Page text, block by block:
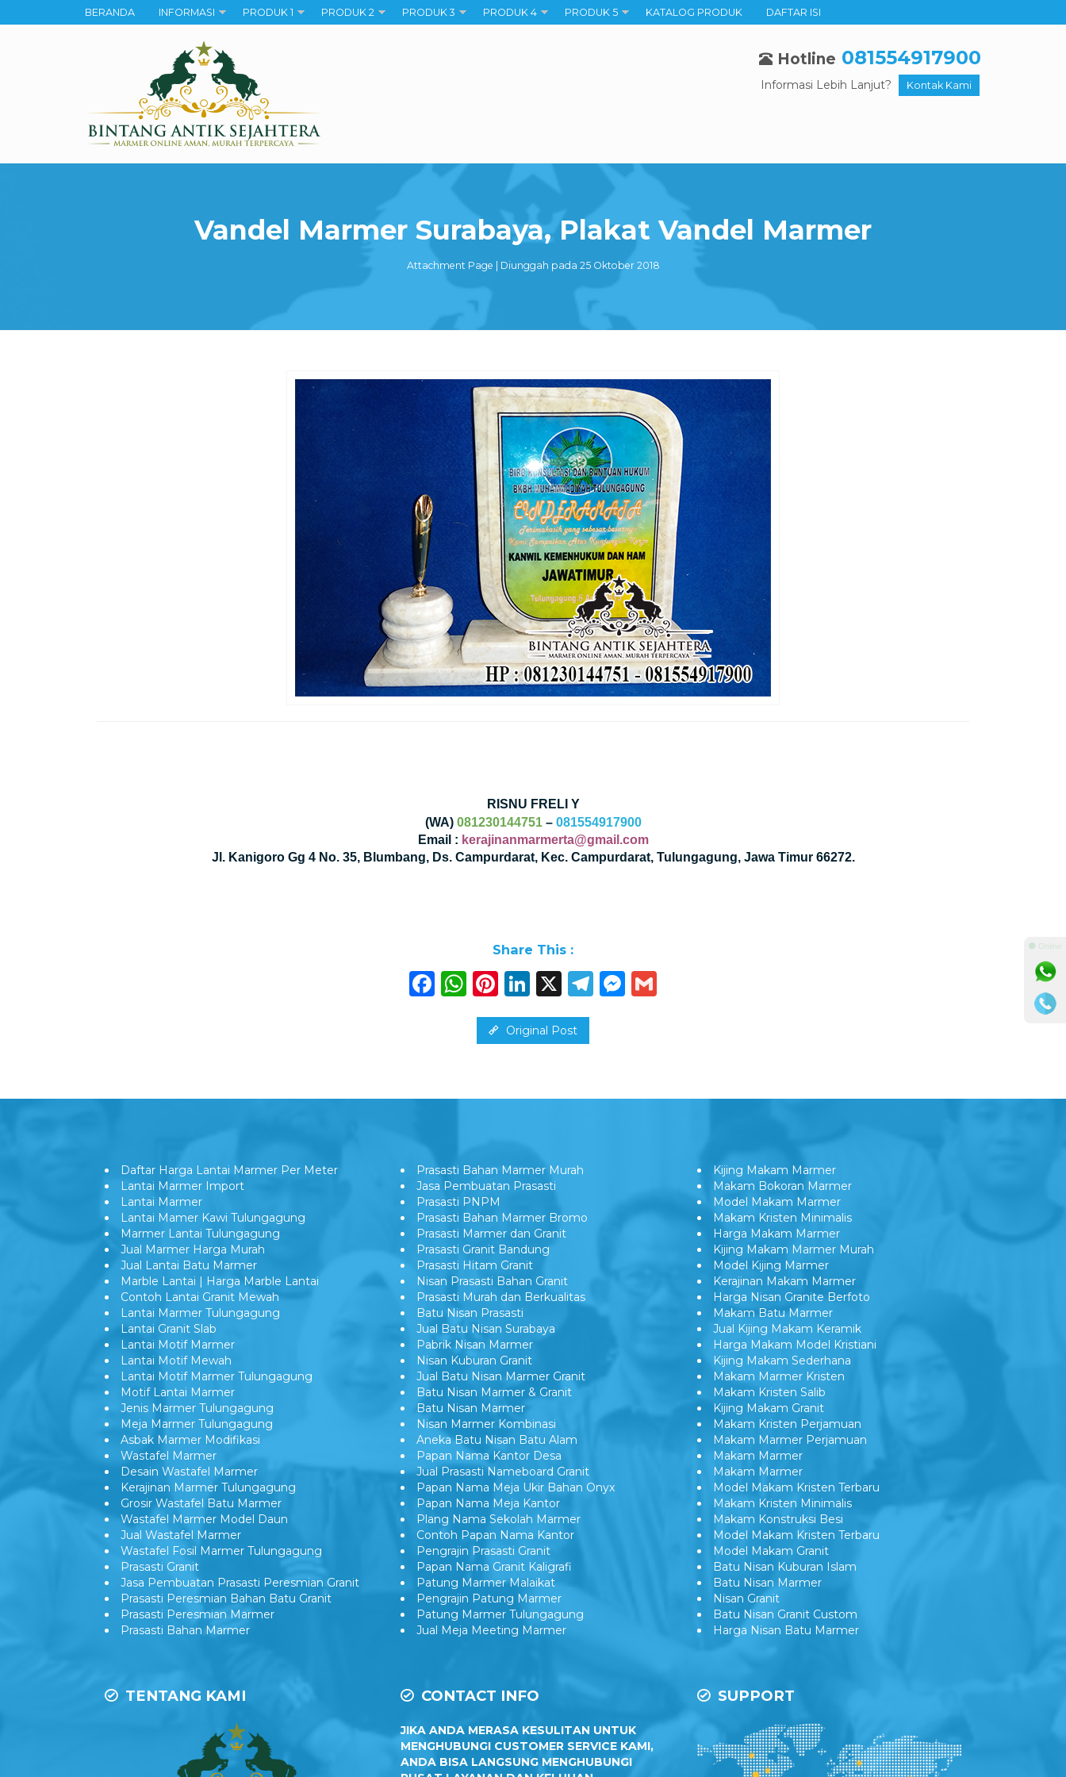
BERANDA INFORMASI PRODUK 1 PRODUK 2 PRODUK 3 PRODUK 4 PRODUK 5 KATALOG PRODUK DAFTAR ISI
Hotline 081554917900
Informasi Lebih Lanjut? Kontak Kami
Vandel Marmer Surabaya, Plakat Vandel Marmer
Attachment Page | Diunggah pada 25 Oktober 2018
RISNU FRELI Y
(WA) 081230144751– 081554917900
Email : kerajinanmarmerta@gmail.com
Jl. Kanigoro Gg 4 No. 35, Blumbang, Ds. Campurdarat, Kec. Campurdarat, Tulungagung, Jawa Timur 66272.
Share This :
Facebook
WhatsApp
Pinterest
LinkedIn
X Telegram
Messenger
Original Post
Daftar Harga Lantai Marmer Per Meter
Lantai Marmer Import
Lantai Marmer
Lantai Mamer Kawi Tulungagung
Marmer Lantai Tulungagung
Jual Marmer Harga Murah
Jual Lantai Batu Marmer
Marble Lantai | Harga Marble Lantai
Contoh Lantai Granit Mewah
Lantai Marmer Tulungagung
Lantai Granit Slab
Lantai Motif Marmer
Lantai Motif Mewah
Lantai Motif Marmer Tulungagung
Motif Lantai Marmer
Jenis Marmer Tulungagung
Meja Marmer Tulungagung
Asbak Marmer Modifikasi
Wastafel Marmer
Desain Wastafel Marmer
Kerajinan Marmer Tulungagung
Grosir Wastafel Batu Marmer
Wastafel Marmer Model Daun
Jual Wastafel Marmer
Wastafel Fosil Marmer Tulungagung
Prasasti Granit
Jasa Pembuatan Prasasti Peresmian Granit
Prasasti Peresmian Bahan Batu Granit
Prasasti Peresmian Marmer
Prasasti Bahan Marmer
TENTANG KAMI
Prasasti Bahan Marmer Murah
Jasa Pembuatan Prasasti
Prasasti PNPM
Prasasti Bahan Marmer Bromo
Prasasti Marmer dan Granit
Prasasti Granit Bandung
Prasasti Hitam Granit
Nisan Prasasti Bahan Granit
Prasasti Murah dan Berkualitas
Batu Nisan Prasasti
Jual Batu Nisan Surabaya
Pabrik Nisan Marmer
Nisan Kuburan Granit
Jual Batu Nisan Marmer Granit
Batu Nisan Marmer & Granit
Batu Nisan Marmer
Nisan Marmer Kombinasi
Aneka Batu Nisan Batu Alam
Papan Nama Kantor Desa
Jual Prasasti Nameboard Granit
Papan Nama Meja Ukir Bahan Onyx
Papan Nama Meja Kantor
Plang Nama Sekolah Marmer
Contoh Papan Nama Kantor
Pengrajin Prasasti Granit
Papan Nama Granit Kaligrafi
Patung Marmer Malaikat
Pengrajin Patung Marmer
Patung Marmer Tulungagung
Jual Meja Meeting Marmer
CONTACT INFO
JIKA ANDA MERASA KESULITAN UNTUK
MENGHUBUNGI CUSTOMER SERVICE KAMI,
ANDA BISA LANGSUNG MENGHUBUNGI
Kijing Makam Marmer
Makam Bokoran Marmer
Model Makam Marmer
Makam Kristen Minimalis
Harga Makam Marmer
Kijing Makam Marmer Murah
Model Kijing Marmer
Kerajinan Makam Marmer
Harga Nisan Granite Berfoto
Makam Batu Marmer
Jual Kijing Makam Keramik
Harga Makam Model Kristiani
Kijing Makam Sederhana
Makam Marmer Kristen
Makam Kristen Salib
Kijing Makam Granit
Makam Kristen Perjamuan
Makam Marmer Perjamuan
Makam Marmer
Makam Marmer
Model Makam Kristen Terbaru
Makam Kristen Minimalis
Makam Konstruksi Besi
Model Makam Kristen Terbaru
Model Makam Granit
Batu Nisan Kuburan Islam
Batu Nisan Marmer
Nisan Granit
Batu Nisan Granit Custom
Harga Nisan Batu Marmer
SUPPORT
⚫ Online